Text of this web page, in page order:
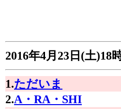
2016年4月23日(土)18
1.ただいま
2.A・RA・SHI